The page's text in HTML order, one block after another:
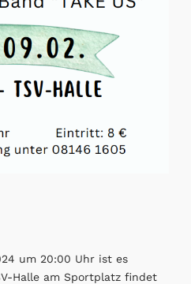
um 20:00 Uhr ist es
Halle am Sportplatz findet